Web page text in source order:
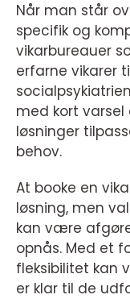
Når man står
specifik og
vikarbureauer
erfarne vikarer
med kort
løsninger
behov.
At booke en
løsning, men
kan være
opnås. Med et
fleksibilitet kan
er klar til de